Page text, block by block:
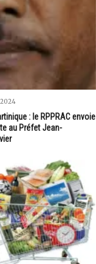
2024
: le RPPRAC envoie
au Préfet Jean-